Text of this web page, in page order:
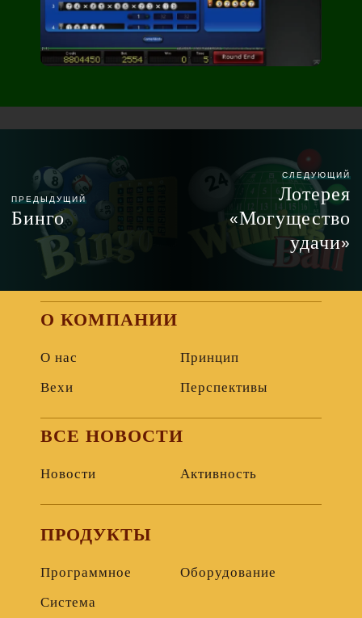
ПРЕДЫДУЩИЙ
Бинго
СЛЕДУЮЩИЙ
Лотерея
«Могущество
удачи»
О КОМПАНИИ
О нас
Принцип
Вехи
Перспективы
ВСЕ НОВОСТИ
Новости Активность
ПРОДУКТЫ
Программное
Оборудование
Система